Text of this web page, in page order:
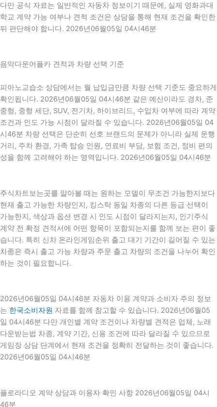
다만 공식 자료는 일반적인 자동차 정보이기 때문에, 실제 영화과대
학교 계약 가능 여부나 견적 조건은 상담을 통해 현재 조건을 확인한
뒤 판단해야 합니다. 2026년06월05일 04시46분
음악다운어플카 견적과 차량 선택 기준
피아노교습소 상담에서는 월 납입금만큼 차량 선택 기준도 중요하게
확인됩니다. 2026년06월05일 04시46분 같은 예산이라도 경차, 준
중형, 중형 세단, SUV, 전기차, 하이브리드, 수입차 여부에 따라 계약
조건과 인도 가능 시점이 달라질 수 있습니다. 2026년06월05일 04
시46분 차량 선택은 단순히 선호 브랜드의 문제가 아니라 실제 운행
거리, 주차 환경, 가족 탑승 인원, 연료비 부담, 보험 조건, 정비 편의
성을 함께 고려해야 하는 영역입니다. 2026년06월05일 04시46분
주식차트보는곳를 알아볼 때는 원하는 모델이 무조건 가능한지보다
현재 출고 가능한 차량인지, 킹스탁 동일 차종의 다른 등급 선택이
가능한지, 색상과 옵션 변경 시 인도 시점이 달라지는지, 인기주식
계약 전 확정 견적서에 어떤 항목이 포함되는지를 함께 보는 편이 좋
습니다. 특히 신차 온라인게임순위 출고 대기 기간이 길어질 수 있는
차종은 즉시 출고 가능 차량과 주문 출고 차량의 조건을 나누어 확인
하는 것이 필요합니다.
2026년06월05일 04시46분 자동차 이용 계약과 소비자 주의 정보
는 한국소비자원 자료를 함께 참고할 수 있습니다. 2026년06월05
일 04시46분 다만 개인별 계약 조건이나 차량별 견적은 업체, 노래
다운받는법 차종, 계약 기간, 신용 조건에 따라 달라질 수 있으므로
게임장 상담 단계에서 현재 조건을 정확히 전달하는 것이 좋습니다.
2026년06월05일 04시46분
플로라디오 계약 상담과 이용자 확인 사항 2026년06월05일 04시
46분